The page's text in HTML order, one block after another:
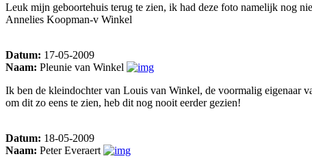
Leuk mijn geboortehuis terug te zien, ik had deze foto namelijk nog
Annelies Koopman-v Winkel
Datum: 17-05-2009
Naam: Pleunie van Winkel
Ik ben de kleindochter van Louis van Winkel, de voormalig eigenaar
om dit zo eens te zien, heb dit nog nooit eerder gezien!
Datum: 18-05-2009
Naam: Peter Everaert